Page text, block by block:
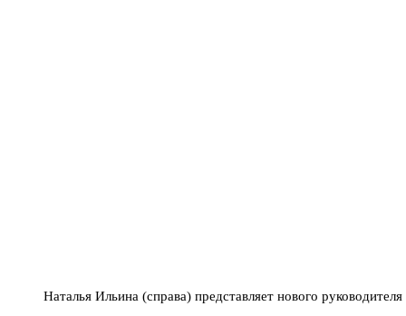
Наталья Ильина (справа) представляет нового